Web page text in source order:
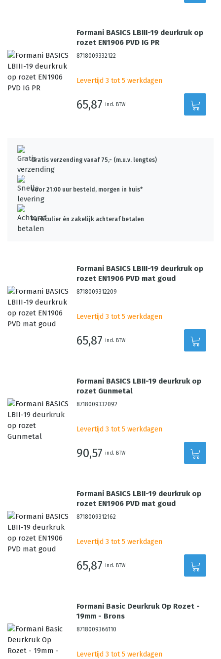
Formani BASICS LBIII-19 deurkruk op
rozet EN1906 PVD IG PR
8718009332122
Levertijd 3 tot 5 werkdagen
65,87 incl. BTW
Gratis verzending vanaf 75,- (m.u.v. lengtes)
Voor 21:00 uur besteld, morgen in huis*
Particulier én zakelijk achteraf betalen
Formani BASICS LBIII-19 deurkruk op
rozet EN1906 PVD mat goud
8718009312209
Levertijd 3 tot 5 werkdagen
65,87 incl. BTW
Formani BASICS LBII-19 deurkruk op
rozet Gunmetal
8718009332092
Levertijd 3 tot 5 werkdagen
90,57 incl. BTW
Formani BASICS LBII-19 deurkruk op
rozet EN1906 PVD mat goud
8718009312162
Levertijd 3 tot 5 werkdagen
65,87 incl. BTW
Formani Basic Deurkruk Op Rozet -
19mm - Brons
8718009366110
Levertijd 3 tot 5 werkdagen